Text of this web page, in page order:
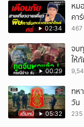
02:34
หม
คา
วัดติ
467
00:29
จบ
ให้
05:32
ทห
วัน
235